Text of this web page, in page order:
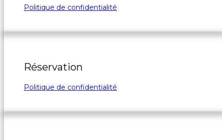
Politique de confidentialité
Réservation
Politique de confidentialité